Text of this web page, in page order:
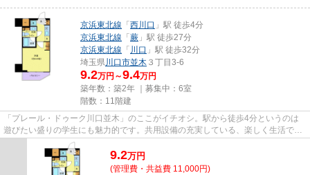
京浜東北線 「 西川口 」駅 徒歩4分
京浜東北線 「 蕨 」駅 徒歩27分
京浜東北線 「 川口 」駅 徒歩32分
埼玉県川口市並木 ３丁目3-6
9.2万円～9.4万円
築年数：築2年 ｜募集中： 6室
階数：11階建
「プレール・ドゥーク川口並木」のここがイチオシ。駅から徒歩4分というのは
遊びたい盛りの学生にも魅力的です。共用設備の充実している、楽しく生活でき
るマンションです。キレイな設...
9.2万円
(管理費・共益費 11,000円)